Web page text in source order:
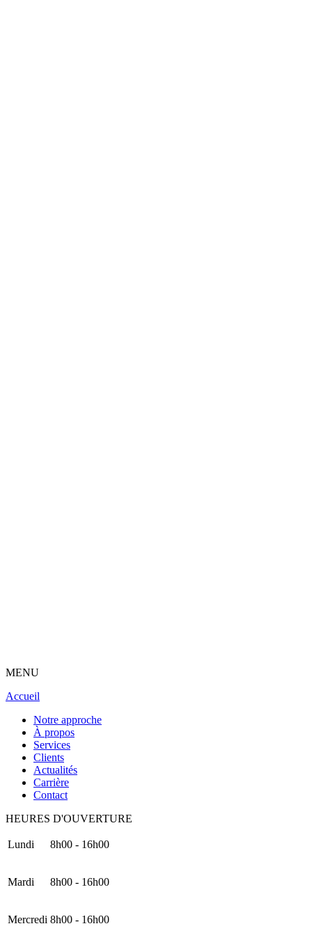
MENU
Accueil
Notre approche
À propos
Services
Clients
Actualités
Carrière
Contact
HEURES D'OUVERTURE
Lundi 8h00 - 16h00
Mardi 8h00 - 16h00
Mercredi 8h00 - 16h00